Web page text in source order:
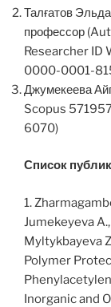
Талғатов
профессор
Researcher ID
0000-0001-
Джумекеева
Scopus
6070)
Список
1.
Jumekeyeva
Myltykbayeva
Polymer
Inorganic and